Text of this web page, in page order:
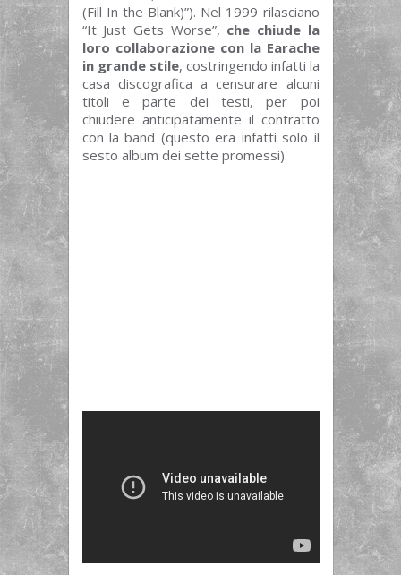
(Fill In the Blank)”). Nel 1999 rilasciano
“It Just Gets Worse”, che chiude la
loro collaborazione con la Earache
in grande stile, costringendo infatti la
casa discografica a censurare alcuni
titoli e parte dei testi, per poi
chiudere anticipatamente il contratto
con la band (questo era infatti solo il
sesto album dei sette promessi).